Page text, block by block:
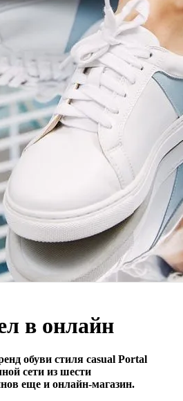
в онлайн
обуви стиля casual Portal
сети из шести
еще и онлайн-магазин.